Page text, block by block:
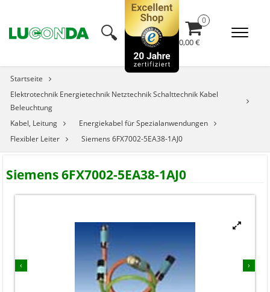
🔍︎ 0,00 €
Startseite
Elektrotechnik Energietechnik Netztechnik Schalttechnik Kabel
Beleuchtung
Kabel, Leitung
Energiekabel für Spezialanwendungen
Flexibler Leiter
Siemens 6FX7002-5EA38-1AJ0
Siemens 6FX7002-5EA38-1AJ0
‹ ›

